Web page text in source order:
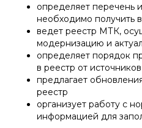
определяет перечень
необходимо получить
ведет реестр МТК,
модернизацию и
определяет порядок
в реестр от
предлагает
реестр
организует работу с
информацией для
Как указывалось ранее, малые
технологические компании могут
претендовать на налоговые
также на получение
финансирования. Например, в
Оренбургской области
часть ставки по налогу на
снижена с 18% до 12%
Грантовая поддержка,
доступ к
технологических проектов
Предприятиям, обладающим
МТК, проще получить грантовую